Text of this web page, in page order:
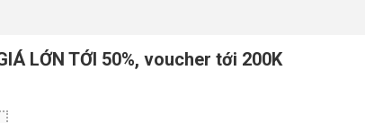
LỚN TỚI 50%, voucher tới 200K